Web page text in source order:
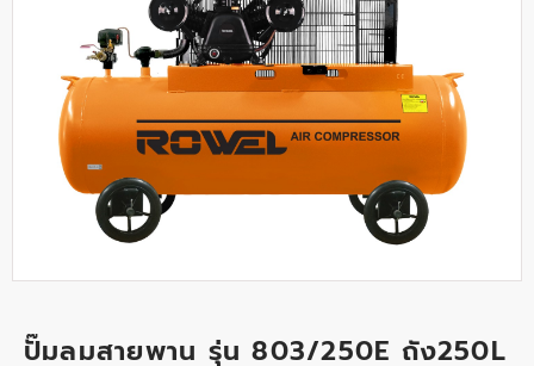
ปั๊มลมสายพาน รุ่น 803/250E ถัง250L